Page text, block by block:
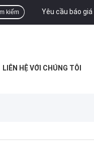
Yêu cầu báo giá
kiếm
LIÊN HỆ VỚI CHÚNG TÔI